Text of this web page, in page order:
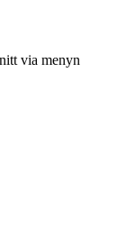
via menyn